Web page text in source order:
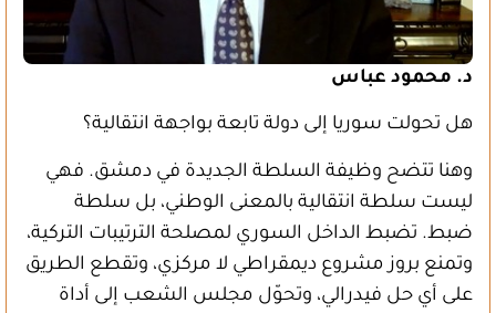
د. محمود عباس
هل تحولت سوريا إلى دولة تابعة بواجهة انتقالية؟
وهنا تتضح وظيفة السلطة الجديدة في دمشق. فهي
ليست سلطة انتقالية بالمعنى الوطني، بل سلطة
ضبط. تضبط الداخل السوري لمصلحة الترتيبات التركية،
وتمنع بروز مشروع ديمقراطي لا مركزي، وتقطع الطريق
على أي حل فيدرالي، وتحوّل مجلس الشعب إلى أداة